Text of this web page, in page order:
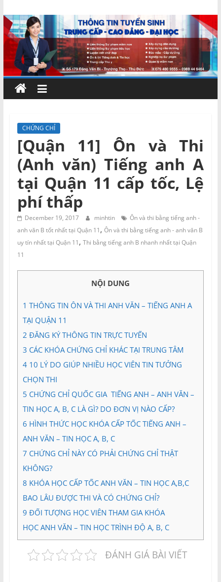
to
content
Chứng
chỉ
ngắn
hạn
–
MIENNAM
Education
Đào
tạo
và
Tư
vấn
Miền
Nam
CHỨNG CHỈ
[Quận 11] Ôn và Thi
(Anh văn) Tiếng anh A
tại Quận 11 cấp tốc, Lệ
phí thấp
December 19, 2017 minhtin
Ôn và thi bằng tiếng anh -
anh văn B tốt nhất tại Quận 11, Ôn và thi bằng tiếng anh - anh văn B
uy tín nhất tại Quận 11, Thi bằng tiếng anh B nhanh nhất tại Quận
11
NỘI DUNG
1 THÔNG TIN ÔN VÀ THI ANH VĂN – TIẾNG ANH A
TẠI QUẬN 11
2 ĐĂNG KÝ THÔNG TIN TRỰC TUYẾN
3 CÁC KHÓA CHỨNG CHỈ KHÁC TẠI TRUNG TÂM
410 LÝ DO GIÚP NHIỀU HỌC VIÊN TIN TƯỞNG
CHỌN THI
5 CHỨNG CHỈ QUỐC GIA TIẾNG ANH – ANH VĂN –
TIN HỌC A, B, C LÀ GÌ? DO ĐƠN VỊ NÀO CẤP?
6 HÌNH THỨC HỌC KHÓA CẤP TỐC TIẾNG ANH –
ANH VĂN – TIN HỌC A, B, C
7 CHỨNG CHỈ NÀY CÓ PHẢI CHỨNG CHỈ THẬT
KHÔNG?
8 KHÓA HỌC CẤP TỐC ANH VĂN – TIN HỌC A,B,C
BAO LÂU ĐƯỢC THI VÀ CÓ CHỨNG CHỈ?
9 ĐỐI TƯỢNG HỌC VIÊN THAM GIA KHÓA
HỌC ANH VĂN – TIN HỌC TRÌNH ĐỘ A, B, C
ĐÁNH GIÁ BÀI VIẾT